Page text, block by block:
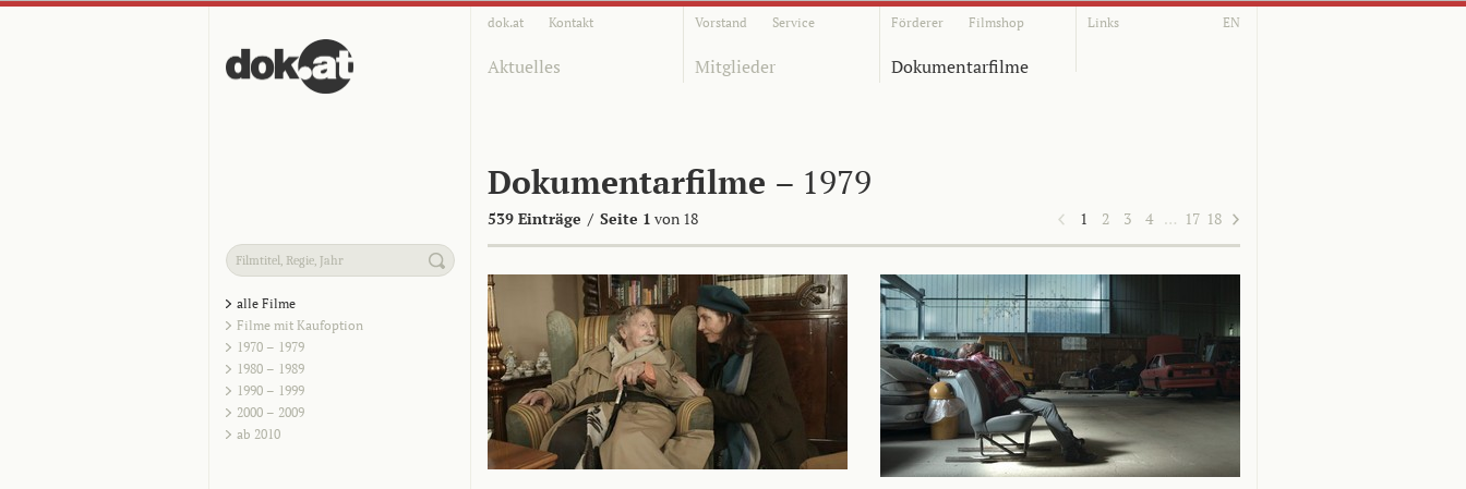
dok.at Kontakt Vorstand Service Förderer Filmshop Links EN
Aktuelles Mitglieder Dokumentarfilme
Dokumentarfilme – 1979
539 Einträge / Seite 1 von 18 1 2 3 4 … 17 18
alle Filme
Filme mit Kaufoption
1970 – 1979
1980 – 1989
1990 – 1999
2000 – 2009
ab 2010